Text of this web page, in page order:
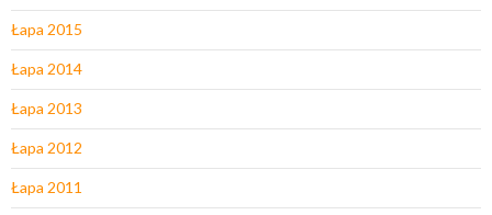
Łapa 2015
Łapa 2014
Łapa 2013
Łapa 2012
Łapa 2011